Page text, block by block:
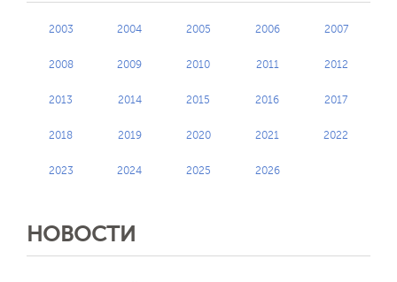
2003 2004 2005 2006 2007
2008 2009 2010 2011 2012
2013 2014 2015 2016 2017
2018 2019 2020 2021 2022
2023 2024 2025 2026
НОВОСТИ